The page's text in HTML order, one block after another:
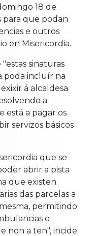
18 de
para que podan
e outros
en Misericordia.
sinaturas
poda incluír na
á alcaldesa
a
está a pagar os
servizos básicos
que se
abrir a pista
que existen
das parcelas a
permitindo
e
non a ten", incide